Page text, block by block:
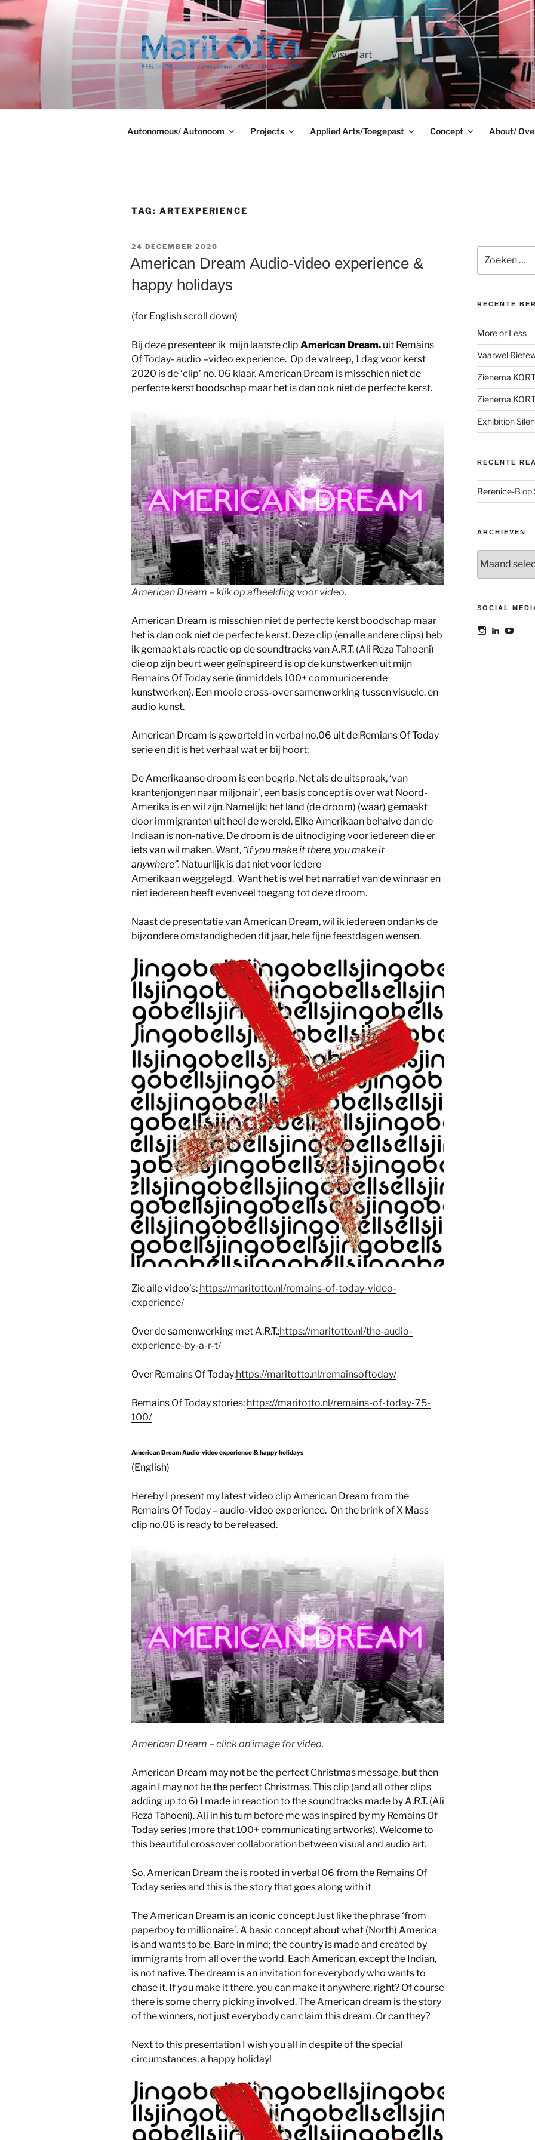
Ga
naar
de
Visual art
Autonomous/ Autonoom Projects Applied Arts/Toegepast Concept About/
TAG: ARTEXPERIENCE
GEPLAATST
24 DECEMBER 2020
American Dream Audio-video experience &
happy holidays
(for English scroll down)
Bij deze presenteer ik mijn laatste clip American Dream. uit Remains
Of Today- audio –video experience. Op de valreep, 1 dag voor kerst
2020 is de ‘clip’ no. 06 klaar. American Dream is misschien niet de
perfecte kerst boodschap maar het is dan ook niet de perfecte kerst.
American Dream – klik op afbeelding voor video.
American Dream is misschien niet de perfecte kerst boodschap maar
het is dan ook niet de perfecte kerst. Deze clip (en alle andere clips) heb
ik gemaakt als reactie op de soundtracks van A.R.T. (Ali Reza Tahoeni)
die op zijn beurt weer geïnspireerd is op de kunstwerken uit mijn
Remains Of Today serie (inmiddels 100+ communicerende
kunstwerken). Een mooie cross-over samenwerking tussen visuele. en
audio kunst.
American Dream is geworteld in verbal no.06 uit de Remians Of Today
serie en dit is het verhaal wat er bij hoort;
De Amerikaanse droom is een begrip. Net als de uitspraak, ‘van
krantenjongen naar miljonair’, een basis concept is over wat Noord-
Amerika is en wil zijn. Namelijk; het land (de droom) (waar) gemaakt
door immigranten uit heel de wereld. Elke Amerikaan behalve dan de
Indiaan is non-native. De droom is de uitnodiging voor iedereen die er
iets van wil maken. Want, “if you make it there, you make it
anywhere”. Natuurlijk is dat niet voor iedere
Amerikaan weggelegd. Want het is wel het narratief van de winnaar en
niet iedereen heeft evenveel toegang tot deze droom.
Naast de presentatie van American Dream, wil ik iedereen ondanks de
bijzondere omstandigheden dit jaar, hele fijne feestdagen wensen.
Zie alle video’s: https://maritotto.nl/remains-of-today-video-
experience/
Over de samenwerking met A.R.T.:https://maritotto.nl/the-audio-
experience-by-a-r-t/
Over Remains Of Today:https://maritotto.nl/remainsoftoday/
Remains Of Today stories: https://maritotto.nl/remains-of-today-75-
100/
American Dream Audio-video experience & happy holidays
(English)
Hereby I present my latest video clip American Dream from the
Remains Of Today – audio-video experience. On the brink of X Mass
clip no.06 is ready to be released.
American Dream – click on image for video.
American Dream may not be the perfect Christmas message, but then
again I may not be the perfect Christmas. This clip (and all other clips
adding up to 6) I made in reaction to the soundtracks made by A.R.T. (Ali
Reza Tahoeni). Ali in his turn before me was inspired by my Remains Of
Today series (more that 100+ communicating artworks). Welcome to
this beautiful crossover collaboration between visual and audio art.
So, American Dream the is rooted in verbal 06 from the Remains Of
Today series and this is the story that goes along with it
The American Dream is an iconic concept Just like the phrase ‘from
paperboy to millionaire’. A basic concept about what (North) America
is and wants to be. Bare in mind; the country is made and created by
immigrants from all over the world. Each American, except the Indian,
is not native. The dream is an invitation for everybody who wants to
chase it. If you make it there, you can make it anywhere, right? Of course
there is some cherry picking involved. The American dream is the story
of the winners, not just everybody can claim this dream. Or can they?
Next to this presentation I wish you all in despite of the special
circumstances, a happy holiday!
naar:
RECENTE
More or Less
Vaarwel
Zienema
Zienema
Exhibition
RECENTE
Berenice-B op
ARCHIEVEN
SOCIAL
BekijkBekijkBekijk